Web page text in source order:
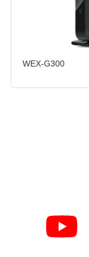
WEX-G300